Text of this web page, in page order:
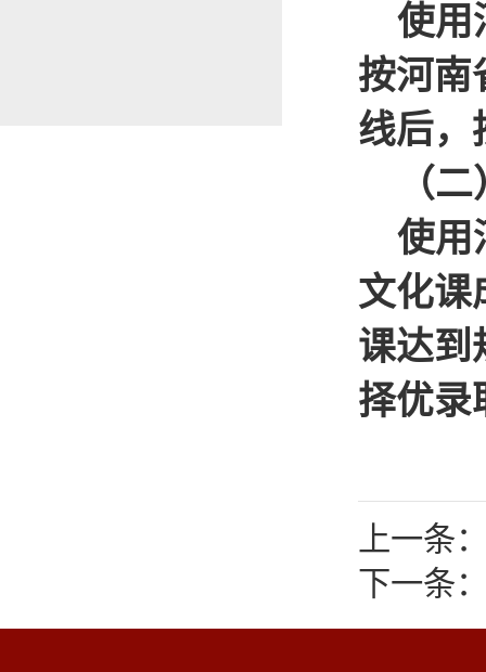
使用
按河南
线后，
（
使用
文化课
课达到
择优录
上一条
下一条